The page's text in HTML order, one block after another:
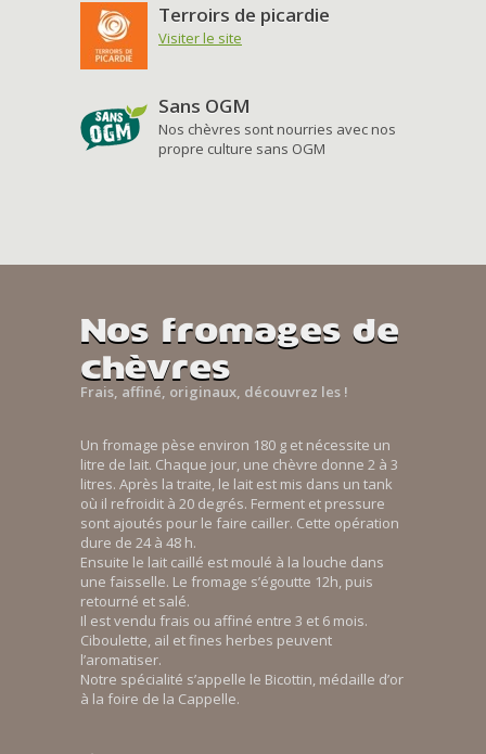
Terroirs de picardie
Visiter le site
Sans OGM
Nos chèvres sont nourries avec nos
propre culture sans OGM
Nos fromages de
chèvres
Frais, affiné, originaux, découvrez les !
Un fromage pèse environ 180 g et nécessite un
litre de lait. Chaque jour, une chèvre donne 2 à 3
litres. Après la traite, le lait est mis dans un tank
où il refroidit à 20 degrés. Ferment et pressure
sont ajoutés pour le faire cailler. Cette opération
dure de 24 à 48 h.
Ensuite le lait caillé est moulé à la louche dans
une faisselle. Le fromage s’égoutte 12h, puis
retourné et salé.
Il est vendu frais ou affiné entre 3 et 6 mois.
Ciboulette, ail et fines herbes peuvent
l’aromatiser.
Notre spécialité s’appelle le Bicottin, médaille d’or
à la foire de la Cappelle.